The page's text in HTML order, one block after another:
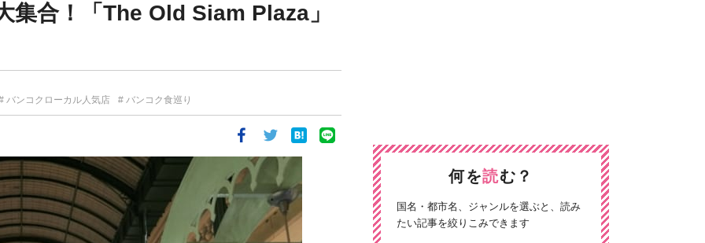
合！「The Old Siam Plaza」
バンコクローカル人気店 バンコク食巡り
何を読む？
国名・都市名、ジャンルを選ぶと、読み
たい記事を絞りこみできます